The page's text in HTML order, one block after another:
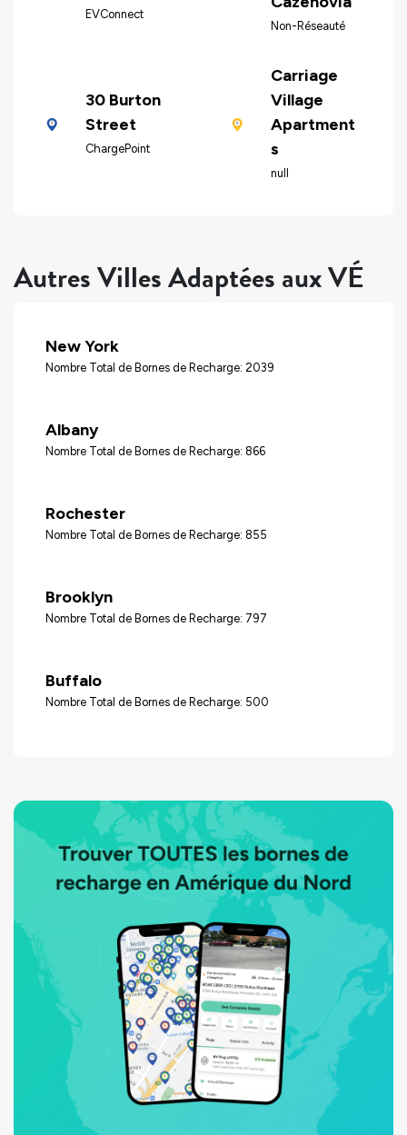
EVConnect
Non-Réseauté
30 Burton
Street
ChargePoint
Carriage
Village
Apartment
s
null
Autres Villes Adaptées aux VÉ
New York
Nombre Total de Bornes de Recharge: 2039
Albany
Nombre Total de Bornes de Recharge: 866
Rochester
Nombre Total de Bornes de Recharge: 855
Brooklyn
Nombre Total de Bornes de Recharge: 797
Buffalo
Nombre Total de Bornes de Recharge: 500